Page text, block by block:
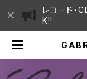
レコード
K!!
す